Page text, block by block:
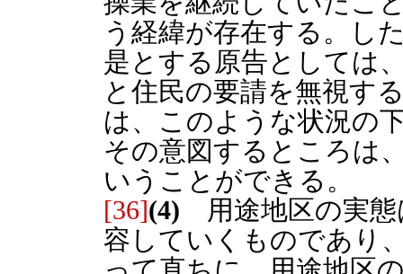
う経緯が存在する。し
是とする原告としては
と住民の要請を無視す
は、このような状況の
その意図するところは
いうことができる。
[36](4) 用途地区の実態
容していくものであり